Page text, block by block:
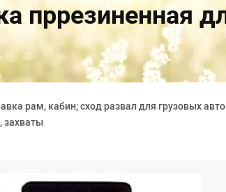
пррезиненная
рам, кабин; сход развал для грузовых
захваты